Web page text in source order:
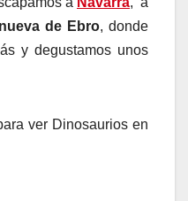
de Ebro, donde
y degustamos unos
ver Dinosaurios en